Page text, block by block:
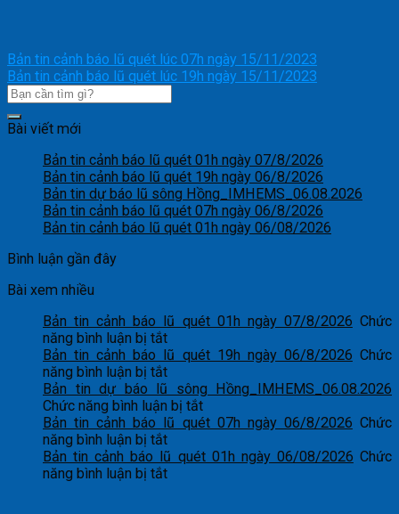
Bản tin cảnh báo lũ quét lúc 07h ngày 15/11/2023
Bản tin cảnh báo lũ quét lúc 19h ngày 15/11/2023
Bài viết mới
Bản tin cảnh báo lũ quét 01h ngày 07/8/2026
Bản tin cảnh báo lũ quét 19h ngày 06/8/2026
Bản tin dự báo lũ sông Hồng_IMHEMS_06.08.2026
Bản tin cảnh báo lũ quét 07h ngày 06/8/2026
Bản tin cảnh báo lũ quét 01h ngày 06/08/2026
Bình luận gần đây
Bài xem nhiều
Bản tin cảnh báo lũ quét 01h ngày 07/8/2026 Chức
năng bình luận bị tắtở
Bản
tin
cảnh
báo
lũ
quét
01h
ngày
Bản tin cảnh báo lũ quét 19h ngày 06/8/2026 Chức
năng bình luận bị tắtở
Bản
tin
cảnh
báo
lũ
quét
Bản tin dự báo lũ sông Hồng_IMHEMS_06.08.2026
Chức năng bình luận bị tắtở
Bản
dự
Bản tin cảnh báo lũ quét 07h ngày 06/8/2026 Chức
năng bình luận bị tắtở
Bản
tin
Bản tin cảnh báo lũ quét 01h ngày 06/08/2026 Chức
năng bình luận bị tắtở